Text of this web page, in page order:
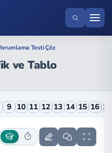
Testi Çöz
ve Tablo
Yorumlama Online
9 10 11 12 13 14 15 16 17